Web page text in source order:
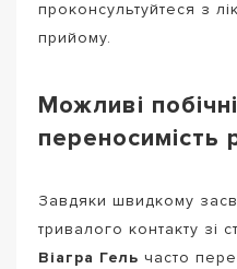
проконсультуйтеся з
прийому.
Можливі
переносимість
Завдяки швидкому
тривалого контакту зі
Віагра Гель часто